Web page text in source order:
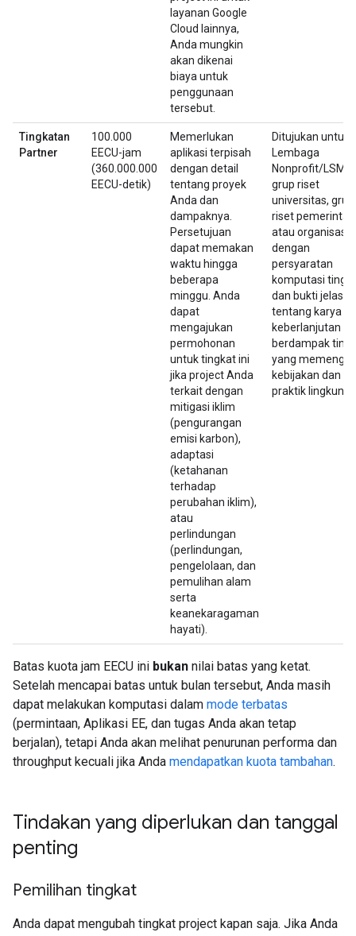
layanan Google
Cloud lainnya,
Anda mungkin
akan dikenai
biaya untuk
penggunaan
tersebut.
Tingkatan
Partner
100.000
EECU-jam
(360.000.000
EECU-detik)
Memerlukan
aplikasi terpisah
dengan detail
tentang proyek
Anda dan
dampaknya.
Persetujuan
dapat memakan
waktu hingga
beberapa
minggu. Anda
dapat
mengajukan
permohonan
untuk tingkat ini
jika project Anda
terkait dengan
mitigasi iklim
(pengurangan
emisi karbon),
adaptasi
(ketahanan
terhadap
perubahan iklim),
atau
perlindungan
(perlindungan,
pengelolaan, dan
pemulihan alam
serta
keanekaragaman
hayati).
Ditujukan untuk
Lembaga
Nonprofit/LSM,
grup riset
universitas, grup
riset
atau organisasi
dengan
persyaratan
komputasi tinggi
dan bukti jelas
tentang karya
keberlanjutan
berdampak
yang
kebijakan dan
praktik
Batas kuota jam EECU ini bukan nilai batas yang ketat.
Setelah mencapai batas untuk bulan tersebut, Anda masih
dapat melakukan komputasi dalam mode terbatas
(permintaan, Aplikasi EE, dan tugas Anda akan tetap
berjalan), tetapi Anda akan melihat penurunan performa dan
throughput kecuali jika Anda mendapatkan kuota tambahan.
Tindakan yang diperlukan dan tanggal
penting
Pemilihan tingkat
Anda dapat mengubah tingkat project kapan saja. Jika Anda